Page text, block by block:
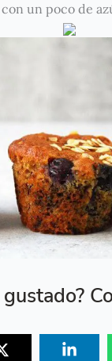
un poco de
gustado?